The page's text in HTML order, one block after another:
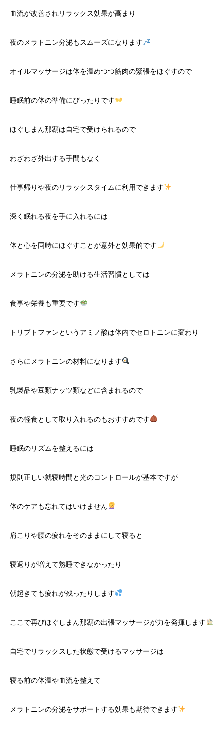
血流が改善されリラックス効果が高まり
夜のメラトニン分泌もスムーズになります
オイルマッサージは体を温めつつ筋肉の緊張をほぐすので
睡眠前の体の準備にぴったりです
ほぐしまん那覇は自宅で受けられるので
わざわざ外出する手間もなく
仕事帰りや夜のリラックスタイムに利用できます
深く眠れる夜を手に入れるには
体と心を同時にほぐすことが意外と効果的です
メラトニンの分泌を助ける生活習慣としては
食事や栄養も重要です
トリプトファンというアミノ酸は体内でセロトニンに変わり
さらにメラトニンの材料になります
乳製品や豆類ナッツ類などに含まれるので
夜の軽食として取り入れるのもおすすめです
睡眠のリズムを整えるには
規則正しい就寝時間と光のコントロールが基本ですが
体のケアも忘れてはいけません
肩こりや腰の疲れをそのままにして寝ると
寝返りが増えて熟睡できなかったり
朝起きても疲れが残ったりします
ここで再びほぐしまん那覇の出張マッサージが力を発揮します
自宅でリラックスした状態で受けるマッサージは
寝る前の体温や血流を整えて
メラトニンの分泌をサポートする効果も期待できます